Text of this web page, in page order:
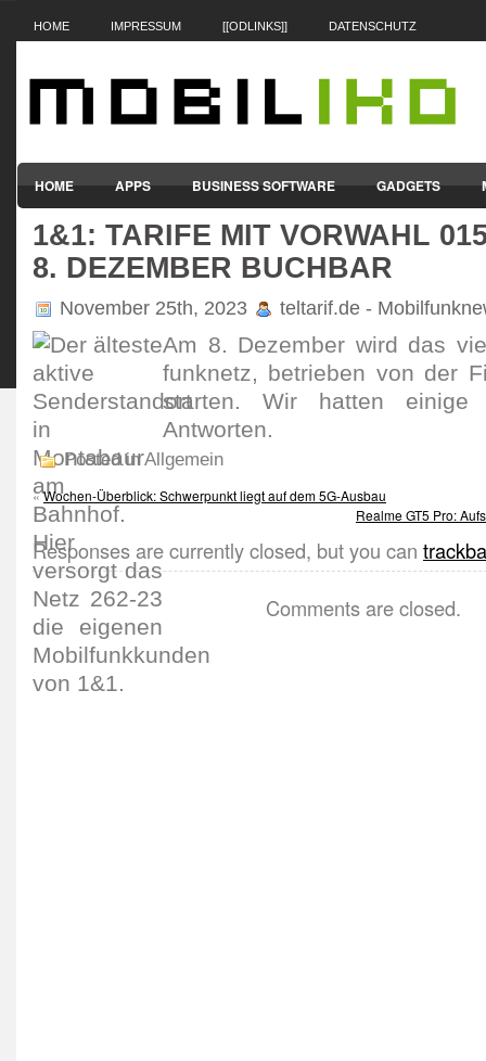
HOME IMPRESSUM [[ODLINKS]] DATENSCHUTZ
HOME APPS BUSINESS SOFTWARE GADGETS
SMARTPHONES & HANDYS TABLET-PCS VERTRÄGE &
1&1: TARIFE MIT VORWAHL
8. DEZEMBER BUCHBAR
November 25th, 2023 teltarif.de -
Am 8. Dezember wird das
funk­netz, betrieben von der
starten. Wir hatten einige
Antworten.
Posted in Allgemein
«Wochen-Überblick: Schwerpunkt liegt auf dem 5G-Ausbau
Realme GT5 Pro:
Responses are currently closed, but you can
Comments are closed.